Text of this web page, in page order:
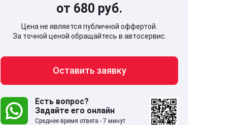
141707, Московская обл,
дом 5
от 680 руб.
Цена не является публичной оффертой.
За точной ценой обращайтесь в автосервис.
Оставить заявку
Есть вопрос?
Задайте его онлайн
Среднее время ответа - 7 минут